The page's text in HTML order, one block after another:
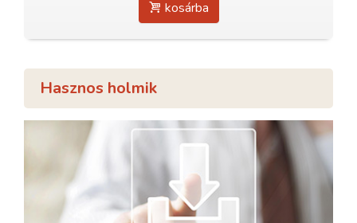
kosárba
Hasznos holmik